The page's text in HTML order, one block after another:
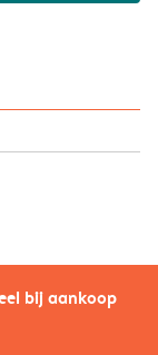
bij aankoop